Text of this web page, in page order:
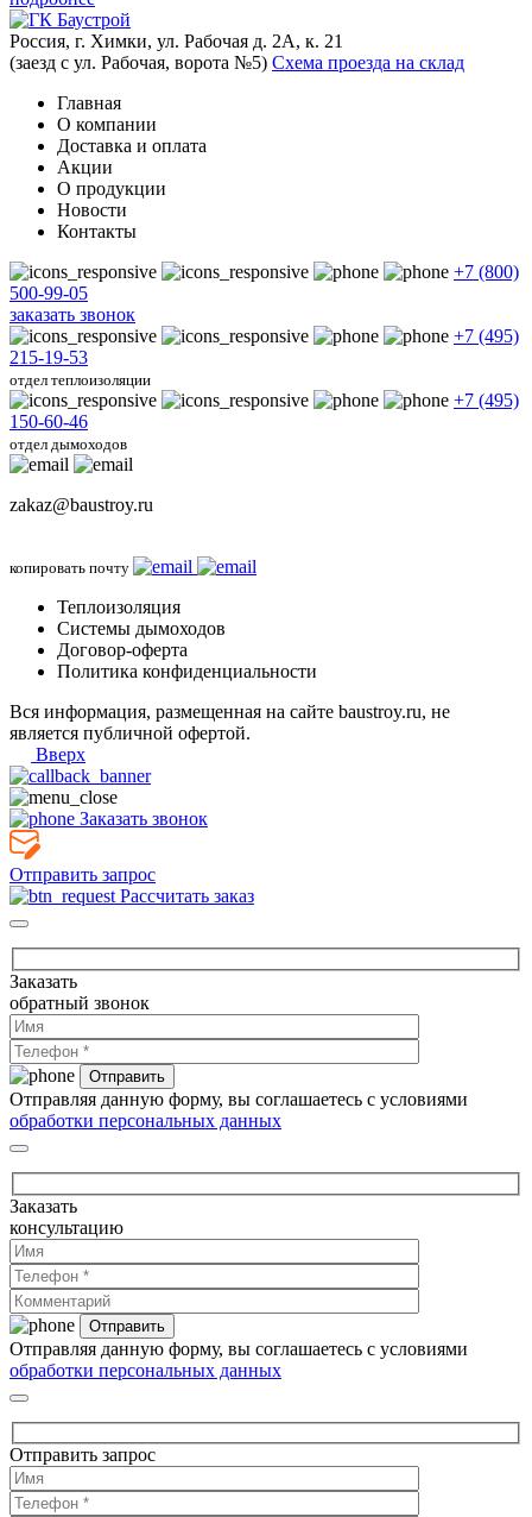
Россия, г. Химки, ул. Рабочая д. 2А, к. 21
(заезд с ул. Рабочая, ворота №5) Схема проезда на склад
Главная
О компании
Доставка и оплата
Акции
О продукции
Новости
Контакты
+7 (800)
500-99-05
заказать звонок
+7 (495)
215-19-53
отдел теплоизоляции
+7 (495)
150-60-46
отдел дымоходов
zakaz@baustroy.ru
копировать почту
Теплоизоляция
Системы дымоходов
Договор-оферта
Политика конфиденциальности
Вся информация, размещенная на сайте baustroy.ru, не
является публичной офертой.
Вверх
Заказать звонок
Отправить запрос
Рассчитать заказ
Заказать
обратный звонок
Отправляя данную форму, вы соглашаетесь с условиями
обработки персональных данных
Заказать
консультацию
Отправляя данную форму, вы соглашаетесь с условиями
обработки персональных данных
Отправить запрос